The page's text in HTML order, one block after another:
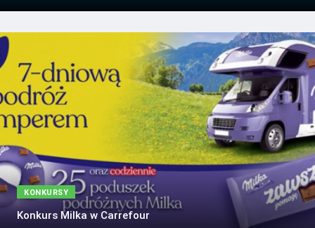
KONKURSY
Konkurs Milka w Carrefour